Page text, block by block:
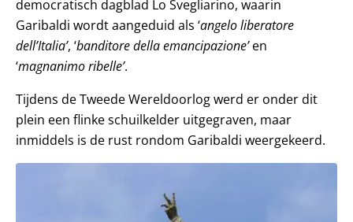
democratisch dagblad Lo Svegliarino, waarin
Garibaldi wordt aangeduid als ‘angelo liberatore
dell’Italia’, ‘banditore della emancipazione’en
‘magnanimo ribelle’.
Tijdens de Tweede Wereldoorlog werd er onder dit
plein een flinke schuilkelder uitgegraven, maar
inmiddels is de rust rondom Garibaldi weergekeerd.